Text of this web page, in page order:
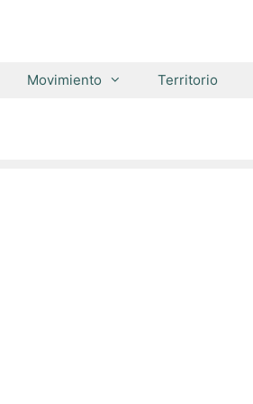
Movimiento Territorio